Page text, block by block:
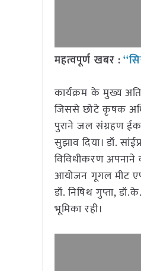
महत्वपूर्ण खबर :
कार्यक्रम के मुख्य
जिससे छोटे कृषक
पुराने जल संग्रहण
सुझाव दिया। डॉ.
विविधीकरण अपनाने
आयोजन गूगल मीट
डॉ. निषिथ गुप्ता,
भूमिका रही।